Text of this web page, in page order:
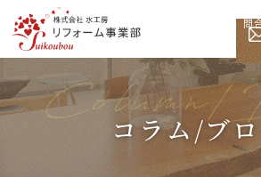
問
コラム/ブ